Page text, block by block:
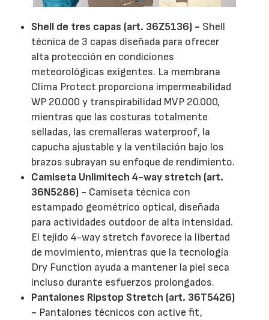
Shell de tres capas (art. 36Z5136) - Shell
técnica de 3 capas diseñada para ofrecer
alta protección en condiciones
meteorológicas exigentes. La membrana
Clima Protect proporciona impermeabilidad
WP 20.000 y transpirabilidad MVP 20.000,
mientras que las costuras totalmente
selladas, las cremalleras waterproof, la
capucha ajustable y la ventilación bajo los
brazos subrayan su enfoque de rendimiento.
Camiseta Unlimitech 4-way stretch (art.
36N5286) - Camiseta técnica con
estampado geométrico optical, diseñada
para actividades outdoor de alta intensidad.
El tejido 4-way stretch favorece la libertad
de movimiento, mientras que la tecnología
Dry Function ayuda a mantener la piel seca
incluso durante esfuerzos prolongados.
Pantalones Ripstop Stretch (art. 36T5426)
- Pantalones técnicos con active fit,